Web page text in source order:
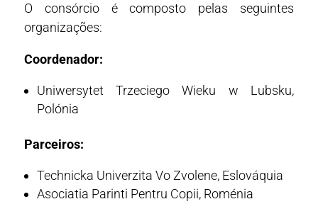
O consórcio é composto pelas seguintes
organizações:
Coordenador:
Uniwersytet Trzeciego Wieku w Lubsku,
Polónia
Parceiros:
Technicka Univerzita Vo Zvolene, Eslováquia
Asociatia Parinti Pentru Copii, Roménia